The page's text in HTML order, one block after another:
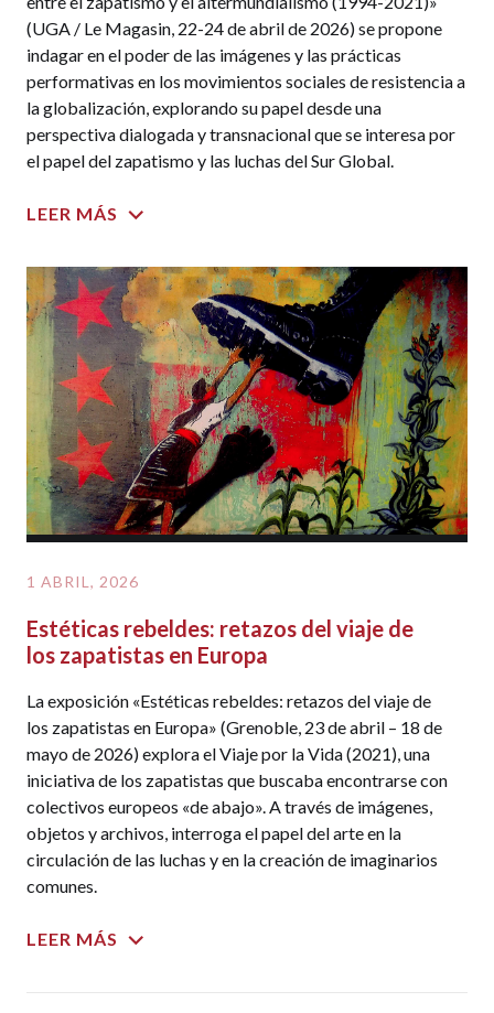
(UGA / Le Magasin, 22-24 de abril de 2026) se propone
indagar en el poder de las imágenes y las prácticas
performativas en los movimientos sociales de resistencia a
la globalización, explorando su papel desde una
perspectiva dialogada y transnacional que se interesa por
el papel del zapatismo y las luchas del Sur Global.
LEER MÁS
1 ABRIL, 2026
Estéticas rebeldes: retazos del viaje de
los zapatistas en Europa
La exposición «Estéticas rebeldes: retazos del viaje de
los zapatistas en Europa» (Grenoble, 23 de abril – 18 de
mayo de 2026) explora el Viaje por la Vida (2021), una
iniciativa de los zapatistas que buscaba encontrarse con
colectivos europeos «de abajo». A través de imágenes,
objetos y archivos, interroga el papel del arte en la
circulación de las luchas y en la creación de imaginarios
comunes.
LEER MÁS